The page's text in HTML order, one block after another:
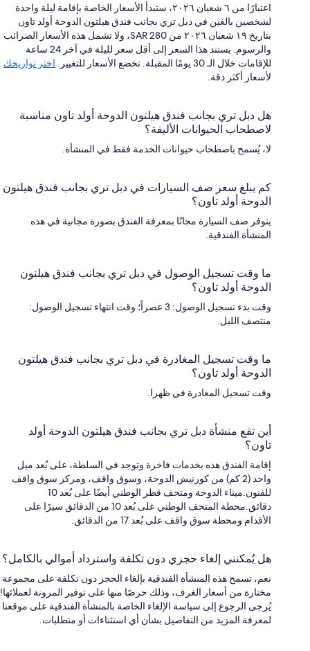
اعتبارًا من ٦ شعبان ٢٠٢٦، ستبدأ الأسعار الخاصة بإقامة ليلة واحدة
لشخصين بالغين في دبل تري بجانب فندق هيلتون الدوحة أولد تاون
بتاريخ ١٩ شعبان ٢٠٢٦ من SAR 280، ولا تشمل هذه الأسعار الضرائب
والرسوم. يستند هذا السعر إلى أقل سعر لليلة في آخر 24 ساعة
للإقامات خلال الـ 30 يومًا المقبلة. تخضع الأسعار للتغيير.
اختر تواريخك
لأسعار أكثر دقة.
هل دبل تري بجانب فندق هيلتون الدوحة أولد تاون مناسبة
لاصطحاب الحيوانات الأليفة؟
لا، يُسمح باصطحاب حيوانات الخدمة فقط في المنشأة.
كم يبلغ سعر صف السيارات في دبل تري بجانب فندق هيلتون
الدوحة أولد تاون؟
يتوفر صف السيارة مجانًا بمعرفة الفندق بصورة مجانية في هذه
المنشأة الفندقية.
ما وقت تسجيل الوصول في دبل تري بجانب فندق هيلتون
الدوحة أولد تاون؟
وقت بدء تسجيل الوصول: 3 عصراً؛ وقت انتهاء تسجيل الوصول:
منتصف الليل.
ما وقت تسجيل المغادرة في دبل تري بجانب فندق هيلتون
الدوحة أولد تاون؟
وقت تسجيل المغادرة في ظهرا.
أين تقع منشأة دبل تري بجانب فندق هيلتون الدوحة أولد
تاون؟
إقامة الفندق هذه بخدمات فاخرة وتوجد في السلطة، على بُعد ميل
واحد (2 كم) من كورنيش الدوحة، وسوق واقف، ومركز سوق واقف
للفنون.ميناء الدوحة ومتحف قطر الوطني أيضًا على بُعد 10
دقائق.محطة المتحف الوطني على بُعد 10 من الدقائق سيرًا على
الأقدام ومحطة سوق واقف على بُعد 17 من الدقائق.
هل يُمكنني إلغاء حجزي دون تكلفة واسترداد أموالي بالكامل؟
نعم، تسمح هذه المنشأة الفندقية بإلغاء الحجز دون تكلفة على مجموعة
مختارة من أسعار الغرف، وذلك حرصًا منها على توفير المرونة لعملائها!
يُرجى الرجوع إلى سياسة الإلغاء الخاصة بالمنشأة الفندقية على موقعنا
لمعرفة المزيد من التفاصيل بشأن أي استثناءات أو متطلبات.